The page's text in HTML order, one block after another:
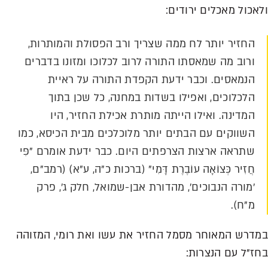
ולאכול מאכלים ירודים:
החזיר יותר לח ממה שצריך ורב הפסולת והמותרות,
ורוב מה שמאסתו התורה לרוב לכלוכו ומזונו בדברים
הנמאסים. וכבר ידעת הקפדת התורה על ראיית
הלכלוכים, ואפילו בשדות במחנה, כל שכן בתוך
המדינה. ואילו הייתה מותרת אכילת החזיר, היו
השווקים עם הבתים יותר מלוכלכים מבית הכיסא, כמו
שתראה ארצות הצרפתים היום. כבר ידעת אומרם "פִּי
חֲזִיר כְּצוֹאָה עוֹבֶרֶת דָּמִי" (ברכות כ"ה, ע"א) (רמב"ם,
'מורה הנבוכים', מהדורת אבן-שמואל, חלק ג', פרק
מ"ח).
במדרש המאוחר מסמל החזיר את עשו ואת רומי, המזוהה
בחז"ל עם הנצרות: